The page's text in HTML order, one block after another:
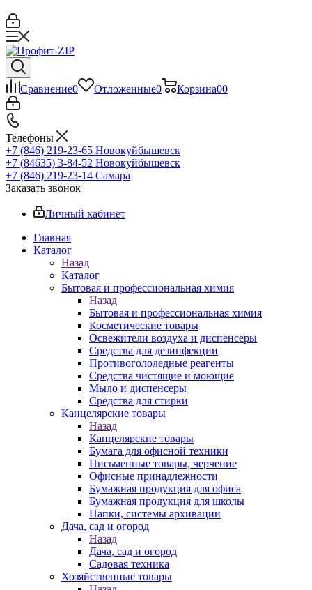
Сравнение0 Отложенные0 Корзина00
Телефоны
+7 (846) 219-23-65 Новокуйбышевск
+7 (84635) 3-84-52 Новокуйбышевск
+7 (846) 219-23-14 Самара
Заказать звонок
Личный кабинет
Главная
Каталог
Назад
Каталог
Бытовая и профессиональная химия
Назад
Бытовая и профессиональная химия
Косметические товары
Освежители воздуха и диспенсеры
Средства для дезинфекции
Противогололедные реагенты
Средства чистящие и моющие
Мыло и диспенсеры
Средства для стирки
Канцелярские товары
Назад
Канцелярские товары
Бумага для офисной техники
Письменные товары, черчение
Офисные принадлежности
Бумажная продукция для офиса
Бумажная продукция для школы
Папки, системы архивации
Дача, сад и огород
Назад
Дача, сад и огород
Садовая техника
Хозяйственные товары